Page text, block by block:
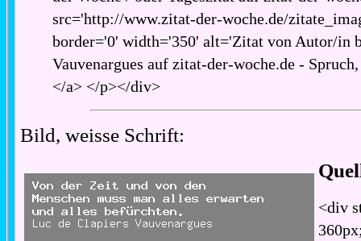
src='http://www.zitat-der-woche.de/
border='0' width='350' alt='Zitat von Autor/in
Vauvenargues auf zitat-der-woche.de -
</a> </p></div>
Bild, weisse Schrift:
<div